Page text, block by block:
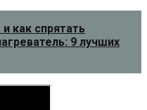
и как спрятать
9 лучших